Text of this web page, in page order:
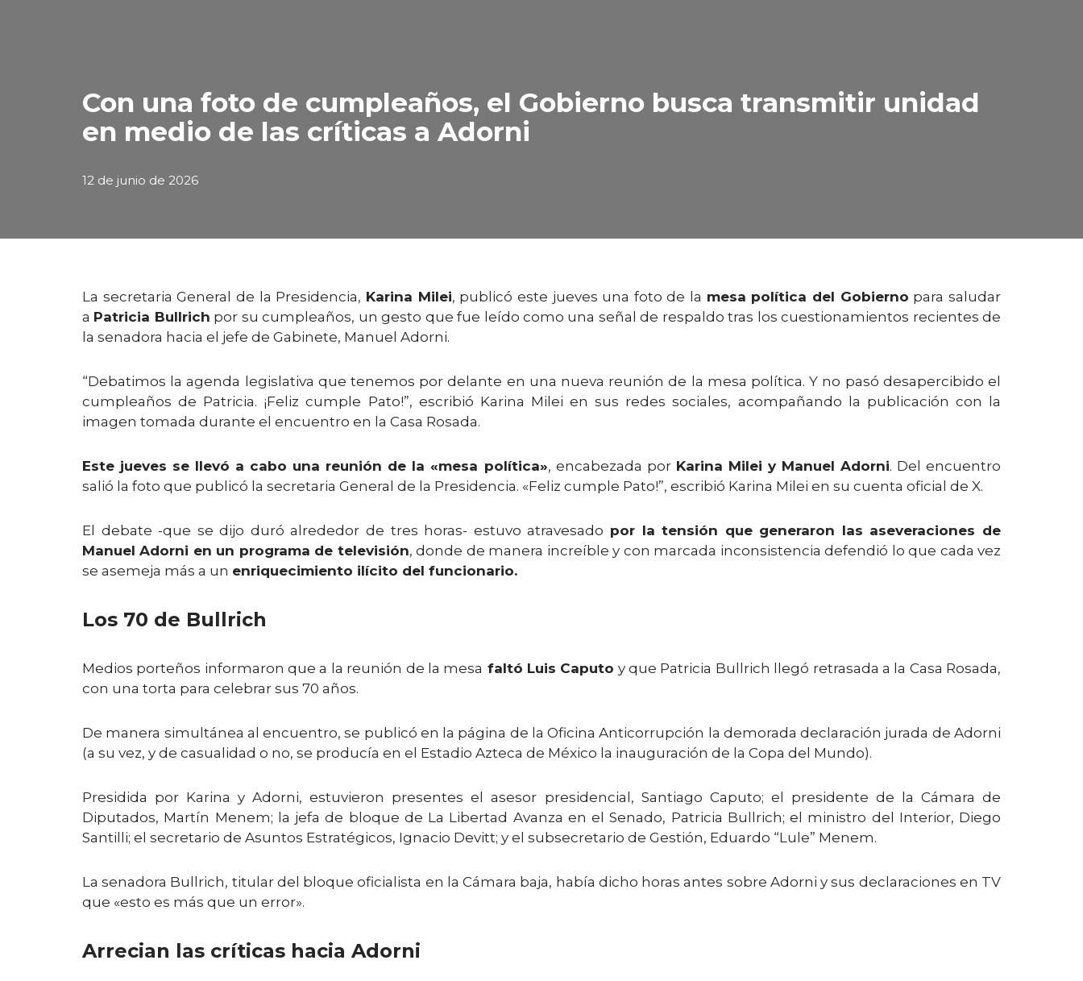
Con una foto de cumpleaños, el Gobierno busca transmitir unidad
en medio de las críticas a Adorni
12 de junio de 2026
La secretaria General de la Presidencia, Karina Milei, publicó este jueves una foto de la mesa política del Gobierno para saludar
a Patricia Bullrich por su cumpleaños, un gesto que fue leído como una señal de respaldo tras los cuestionamientos recientes de
la senadora hacia el jefe de Gabinete, Manuel Adorni.
“Debatimos la agenda legislativa que tenemos por delante en una nueva reunión de la mesa política. Y no pasó desapercibido el
cumpleaños de Patricia. ¡Feliz cumple Pato!”, escribió Karina Milei en sus redes sociales, acompañando la publicación con la
imagen tomada durante el encuentro en la Casa Rosada.
Este jueves se llevó a cabo una reunión de la «mesa política», encabezada por Karina Milei y Manuel Adorni. Del encuentro
salió la foto que publicó la secretaria General de la Presidencia. «Feliz cumple Pato!”, escribió Karina Milei en su cuenta oficial de X.
El debate -que se dijo duró alrededor de tres horas- estuvo atravesado por la tensión que generaron las aseveraciones de
Manuel Adorni en un programa de televisión, donde de manera increíble y con marcada inconsistencia defendió lo que cada vez
se asemeja más a un enriquecimiento ilícito del funcionario.
Los 70 de Bullrich
Medios porteños informaron que a la reunión de la mesa faltó Luis Caputo y que Patricia Bullrich llegó retrasada a la Casa Rosada,
con una torta para celebrar sus 70 años.
De manera simultánea al encuentro, se publicó en la página de la Oficina Anticorrupción la demorada declaración jurada de Adorni
(a su vez, y de casualidad o no, se producía en el Estadio Azteca de México la inauguración de la Copa del Mundo).
Presidida por Karina y Adorni, estuvieron presentes el asesor presidencial, Santiago Caputo; el presidente de la Cámara de
Diputados, Martín Menem; la jefa de bloque de La Libertad Avanza en el Senado, Patricia Bullrich; el ministro del Interior, Diego
Santilli; el secretario de Asuntos Estratégicos, Ignacio Devitt; y el subsecretario de Gestión, Eduardo “Lule” Menem.
La senadora Bullrich, titular del bloque oficialista en la Cámara baja, había dicho horas antes sobre Adorni y sus declaraciones en TV
que «esto es más que un error».
Arrecian las críticas hacia Adorni